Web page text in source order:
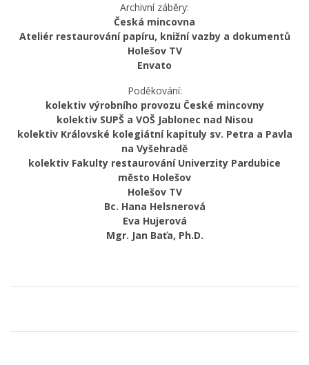
Archivní záběry:
Česká mincovna
Ateliér restaurování papíru, knižní vazby a dokumentů
Holešov TV
Envato
Poděkování:
kolektiv výrobního provozu České mincovny
kolektiv SUPŠ a VOŠ Jablonec nad Nisou
kolektiv Královské kolegiátní kapituly sv. Petra a Pavla
na Vyšehradě
kolektiv Fakulty restaurování Univerzity Pardubice
město Holešov
Holešov TV
Bc. Hana Helsnerová
Eva Hujerová
Mgr. Jan Baťa, Ph.D.